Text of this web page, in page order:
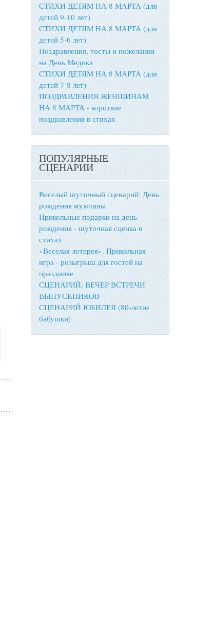
СТИХИ ДЕТЯМ НА 8 МАРТА (для
детей 9-10 лет)
СТИХИ ДЕТЯМ НА 8 МАРТА (для
детей 5-6 лет)
Поздравления, тосты и пожелания
на День Медика
СТИХИ ДЕТЯМ НА 8 МАРТА (для
детей 7-8 лет)
ПОЗДРАВЛЕНИЯ ЖЕНЩИНАМ
НА 8 МАРТА - короткие
поздравления в стихах
ПОПУЛЯРНЫЕ
СЦЕНАРИИ
Веселый шуточный сценарий: День
рождения мужчины
Прикольные подарки на день
рождения - шуточная сценка в
стихах
«Веселая лотерея». Прикольная
игра - розыгрыш для гостей на
празднике
СЦЕНАРИЙ: ВЕЧЕР ВСТРЕЧИ
ВЫПУСКНИКОВ
СЦЕНАРИЙ ЮБИЛЕЯ (80-летие
бабушки)